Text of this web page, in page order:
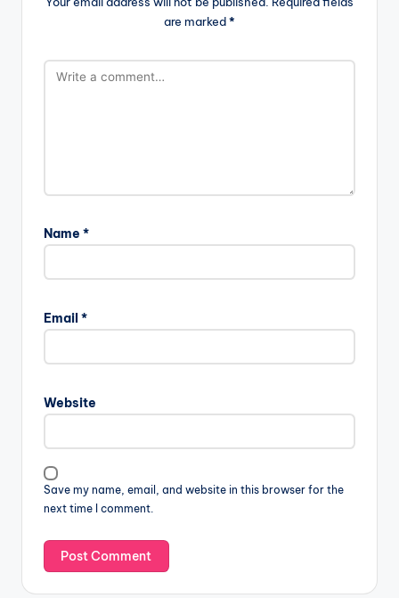
are marked*
Name *
Email *
Website
Save my name, email, and website in this browser for the
next time I comment.